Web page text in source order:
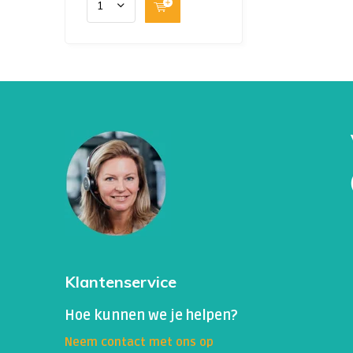
Bij 80% van de patiënten met pernicieuze
Antistoffen tegen Pariëtale cellen
immuungastritis en pernicieuze anemie.
Om de oorzaak van een verlaagde vitamine
Auto-immuun gastritis is een aandoening
cellen in de maag aanvalt. De slijmvlieslaag
raakt daardoor blijvend beschadigd.
Pernicieuze anemie is een bepaald soort
Klantenservice
Hoe kunnen we je helpen?
Neem contact met ons op